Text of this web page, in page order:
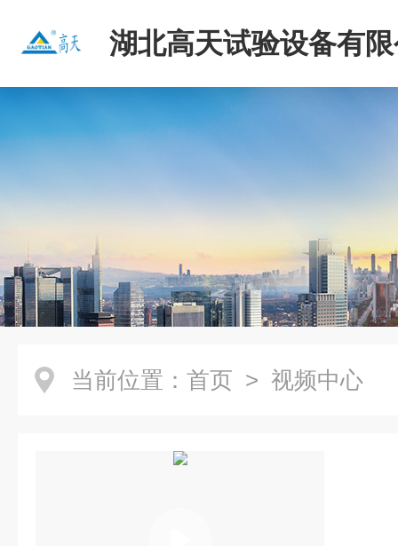
湖北高天试验设备有
当前位置： 首页 > 视频中心